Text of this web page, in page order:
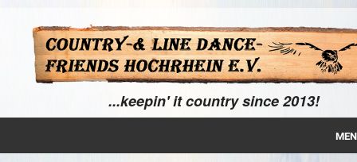
...keepin' it country since 2013!